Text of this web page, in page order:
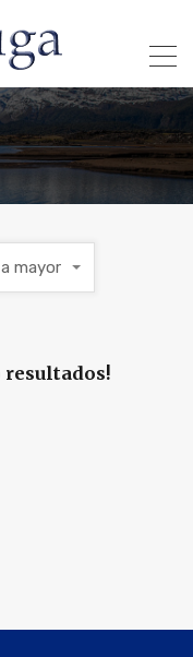
mayor
resultados!